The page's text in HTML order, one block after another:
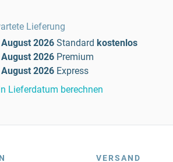
Lieferung
2026 Standard kostenlos
2026 Premium
2026 Express
Lieferdatum berechnen
VERSAND